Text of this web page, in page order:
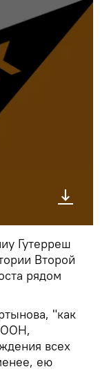
Гутерреш
Второй
рядом
"как
ООН,
всех
ею